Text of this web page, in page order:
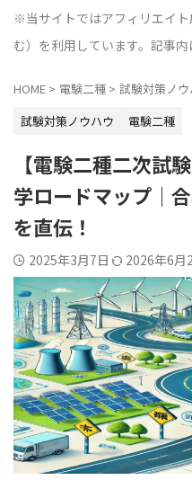
※当サイトではアフィリエイ
む）を利用しています。記事内
HOME > 電験二種 > 試験対策ノウ
試験対策ノウハウ
電験二種
【電験二種二次試
学ロードマップ｜
を直伝！
2025年3月7日 2026年6月